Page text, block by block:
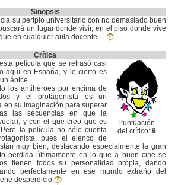
Sinopsis
su periplo universitario con no demasiado buen
un lugar donde vivir, en el piso donde vive
en cualquier aula docente….
Crítica
Puntuación
del crítico: 9
película que se retrasó casi
aquí en España, y lo cierto es
ápice.
los antihéroes por encima de
y el protagonista es un
en su imaginación para superar
las secuencias en que la
y con el que creo que es
la película no sólo cuenta
pues el elenco de
muy bien, destacando especialmente la gran
perdida últimamente en lo que a buen cine se
tienen todos su personalidad propia, dando
perfectamente en ese mundo extraño del
desperdicio.